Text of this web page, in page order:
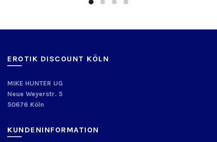
EROTIK DISCOUNT KÖLN
MIKE HUNTER UG
Neue Weyerstr. 5
50676 Köln
KUNDENINFORMATION